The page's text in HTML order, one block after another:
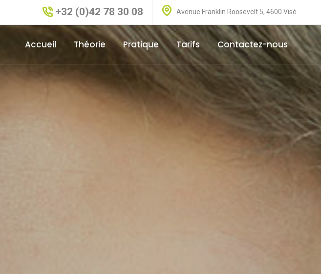
+32 (0)42 78 30 08 Avenue Franklin Roosevelt 5, 4600 Visé
Accueil Théorie Pratique Tarifs Contactez-nous